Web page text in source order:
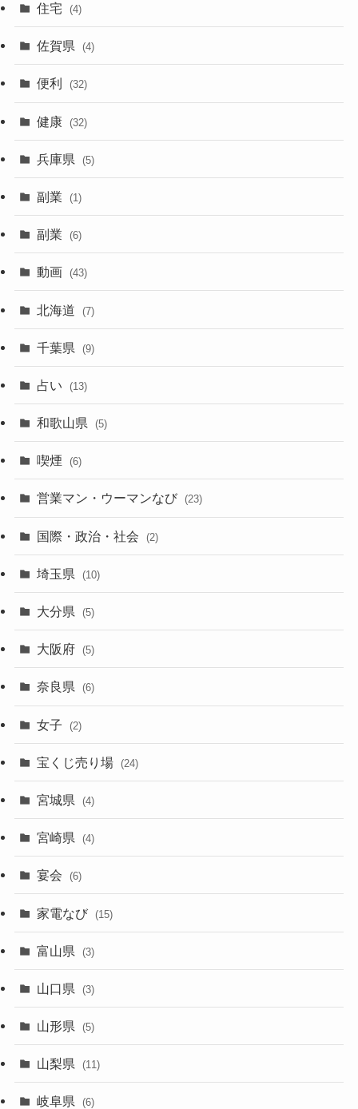
住宅 (4)
佐賀県 (4)
便利 (32)
健康 (32)
兵庫県 (5)
副業 (1)
副業 (6)
動画 (43)
北海道 (7)
千葉県 (9)
占い (13)
和歌山県 (5)
喫煙 (6)
営業マン・ウーマンなび (23)
国際・政治・社会 (2)
埼玉県 (10)
大分県 (5)
大阪府 (5)
奈良県 (6)
女子 (2)
宝くじ売り場 (24)
宮城県 (4)
宮崎県 (4)
宴会 (6)
家電なび (15)
富山県 (3)
山口県 (3)
山形県 (5)
山梨県 (11)
岐阜県 (6)